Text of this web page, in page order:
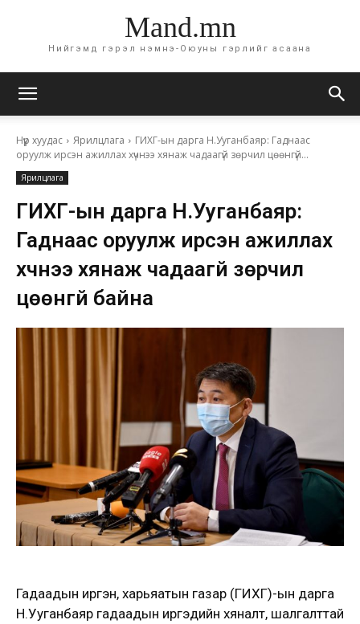
Mand.mn
Нийгэмд гэрэл нэмнэ-Оюуны гэрлийг асаана
Нүүр хуудас Ярилцлага
ГИХГ-ын дарга Н.Ууганбаяр: Гаднаас
оруулж ирсэн ажиллах хүчнээ хянаж чадаагүй зөрчил цөөнгүй...
Ярилцлага
ГИХГ-ын дарга Н.Ууганбаяр:
Гаднаас оруулж ирсэн ажиллах
хүчнээ хянаж чадаагүй зөрчил
цөөнгүй байна
Гадаадын иргэн, харьяатын газар (ГИХГ)-ын дарга
Н.Ууганбаяр гадаадын иргэдийн хяналт, шалгалттай